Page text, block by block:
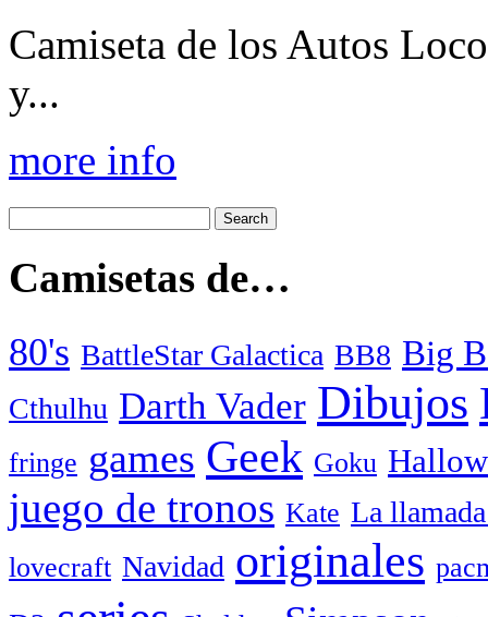
Camiseta de los Autos
y...
more info
Camisetas de…
80's BattleStar Galactica BB8 Big
Cthulhu Darth Vader Dibujos
fringe games Geek Goku
juego de tronos Kate La
lovecraft Navidad originales